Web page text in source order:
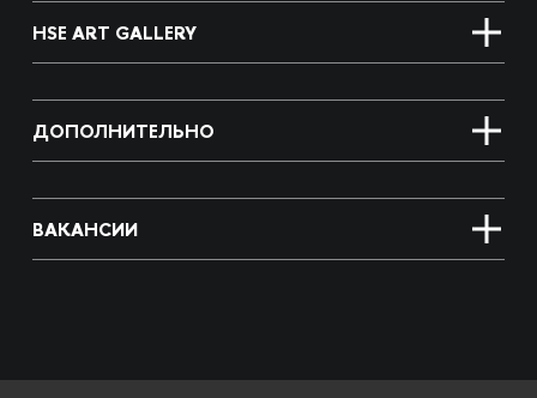
HSE ART GALLERY
ДОПОЛНИТЕЛЬНО
ВАКАНСИИ